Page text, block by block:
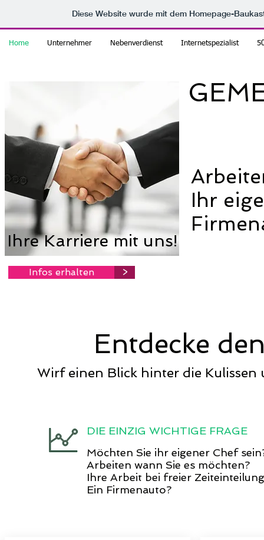
Diese Website wurde mit dem Homepage-
Home Unternehmer Nebenverdienst Internetspezialist
Ihr
Infos erhalten >
Ihre Karriere mit uns!
Entdecke
Wirf einen Blick hinter die
DIE EINZIG WICHTIGE FRAGE
Möchten Sie ihr eigener Chef
Arbeiten wann Sie es möchten?
Ihre Arbeit bei freier
Ein Firmenauto?